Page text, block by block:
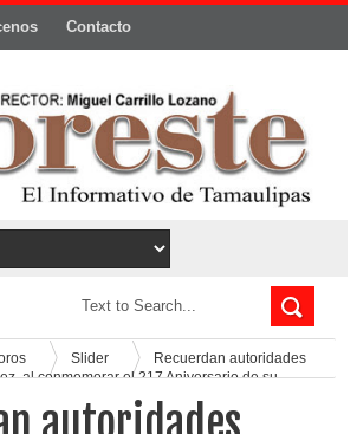
Contacto
Slider
Recuerdan autoridades
al conmemorar el 217 Aniversario de su